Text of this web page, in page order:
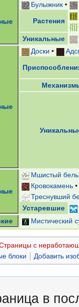
Булыжник •
Растения
Уникальные
Доски •
Мшистый
Кровокамень
Треснувший
Устаревшие
Мистический
с
блоки
Добавить
в